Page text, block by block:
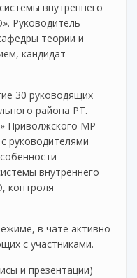
внутреннего
Руководитель
теории и
кандидат
30 руководящих
района РТ.
Приволжского МР
руководителями
внутреннего
контроля
в чате активно
с участниками.
и презентации)